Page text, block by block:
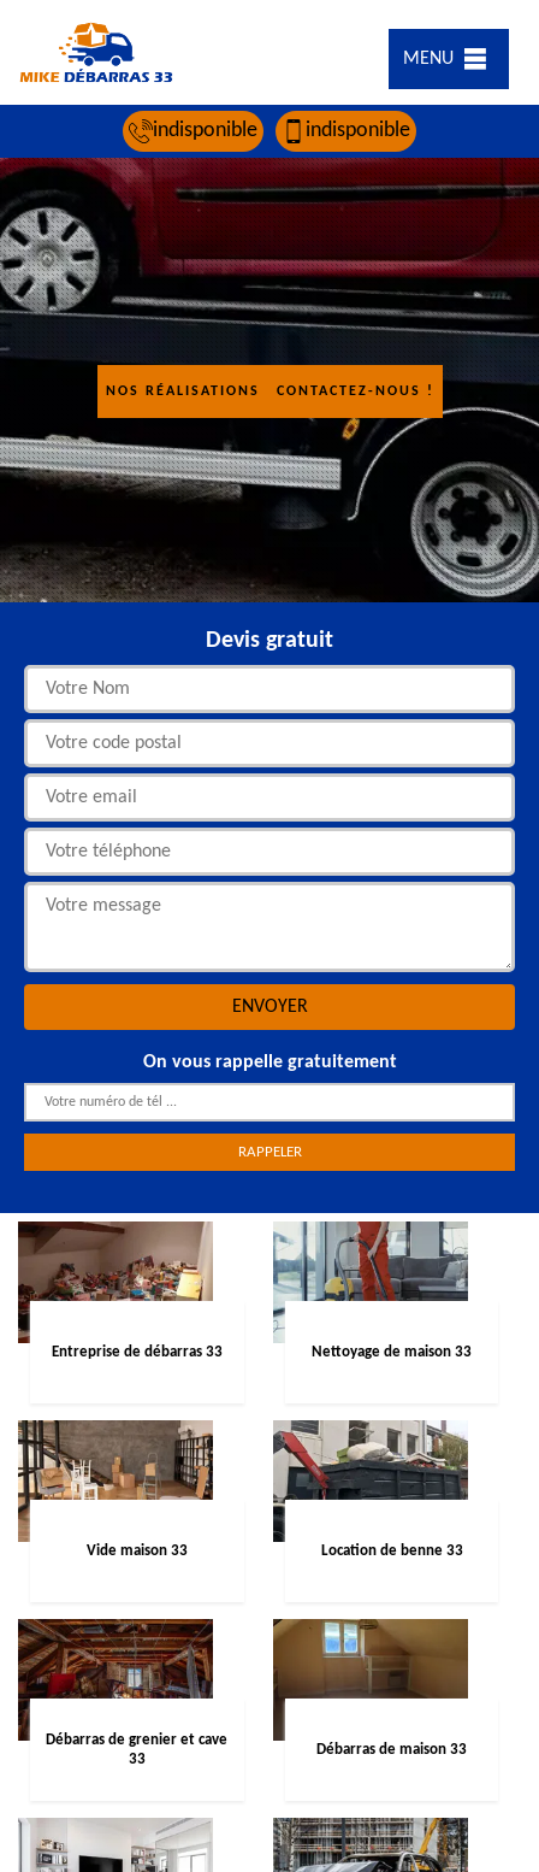
MENU
indisponible indisponible
NOS RÉALISATIONS CONTACTEZ-NOUS !
Devis gratuit
On vous rappelle gratuitement
Entreprise de débarras 33 Nettoyage de maison 33
Vide maison 33 Location de benne 33
Débarras de grenier et cave
33
Débarras de maison 33